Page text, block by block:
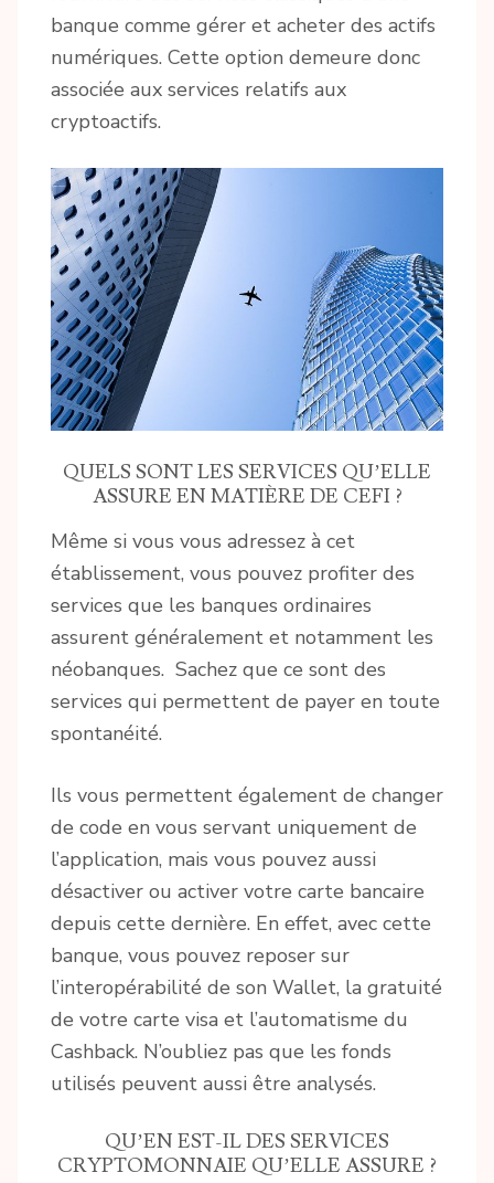
banque comme gérer et acheter des actifs
numériques. Cette option demeure donc
associée aux services relatifs aux
cryptoactifs.
QUELS SONT LES SERVICES QU’ELLE
ASSURE EN MATIÈRE DE CEFI ?
Même si vous vous adressez à cet
établissement, vous pouvez profiter des
services que les banques ordinaires
assurent généralement et notamment les
néobanques. Sachez que ce sont des
services qui permettent de payer en toute
spontanéité.
Ils vous permettent également de changer
de code en vous servant uniquement de
l’application, mais vous pouvez aussi
désactiver ou activer votre carte bancaire
depuis cette dernière. En effet, avec cette
banque, vous pouvez reposer sur
l’interopérabilité de son Wallet, la gratuité
de votre carte visa et l’automatisme du
Cashback. N’oubliez pas que les fonds
utilisés peuvent aussi être analysés.
QU’EN EST-IL DES SERVICES
CRYPTOMONNAIE QU’ELLE ASSURE ?